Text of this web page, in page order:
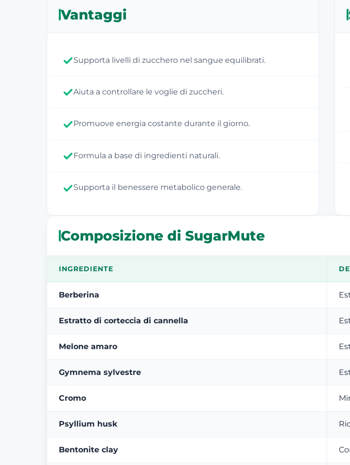
Vantaggi
Supporta livelli di zucchero nel sangue equilibrati.
Aiuta a controllare le voglie di zuccheri.
Promuove energia costante durante il giorno.
Formula a base di ingredienti naturali.
Supporta il benessere metabolico generale.
Composizione di SugarMute
INGREDIENTE
Berberina
Estratto di corteccia di cannella
Melone amaro
Gymnema sylvestre
Cromo
Psyllium husk
Bentonite clay